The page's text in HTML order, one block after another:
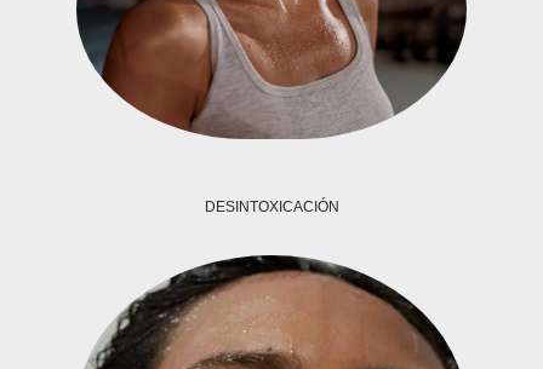
DESINTOXICACIÓN